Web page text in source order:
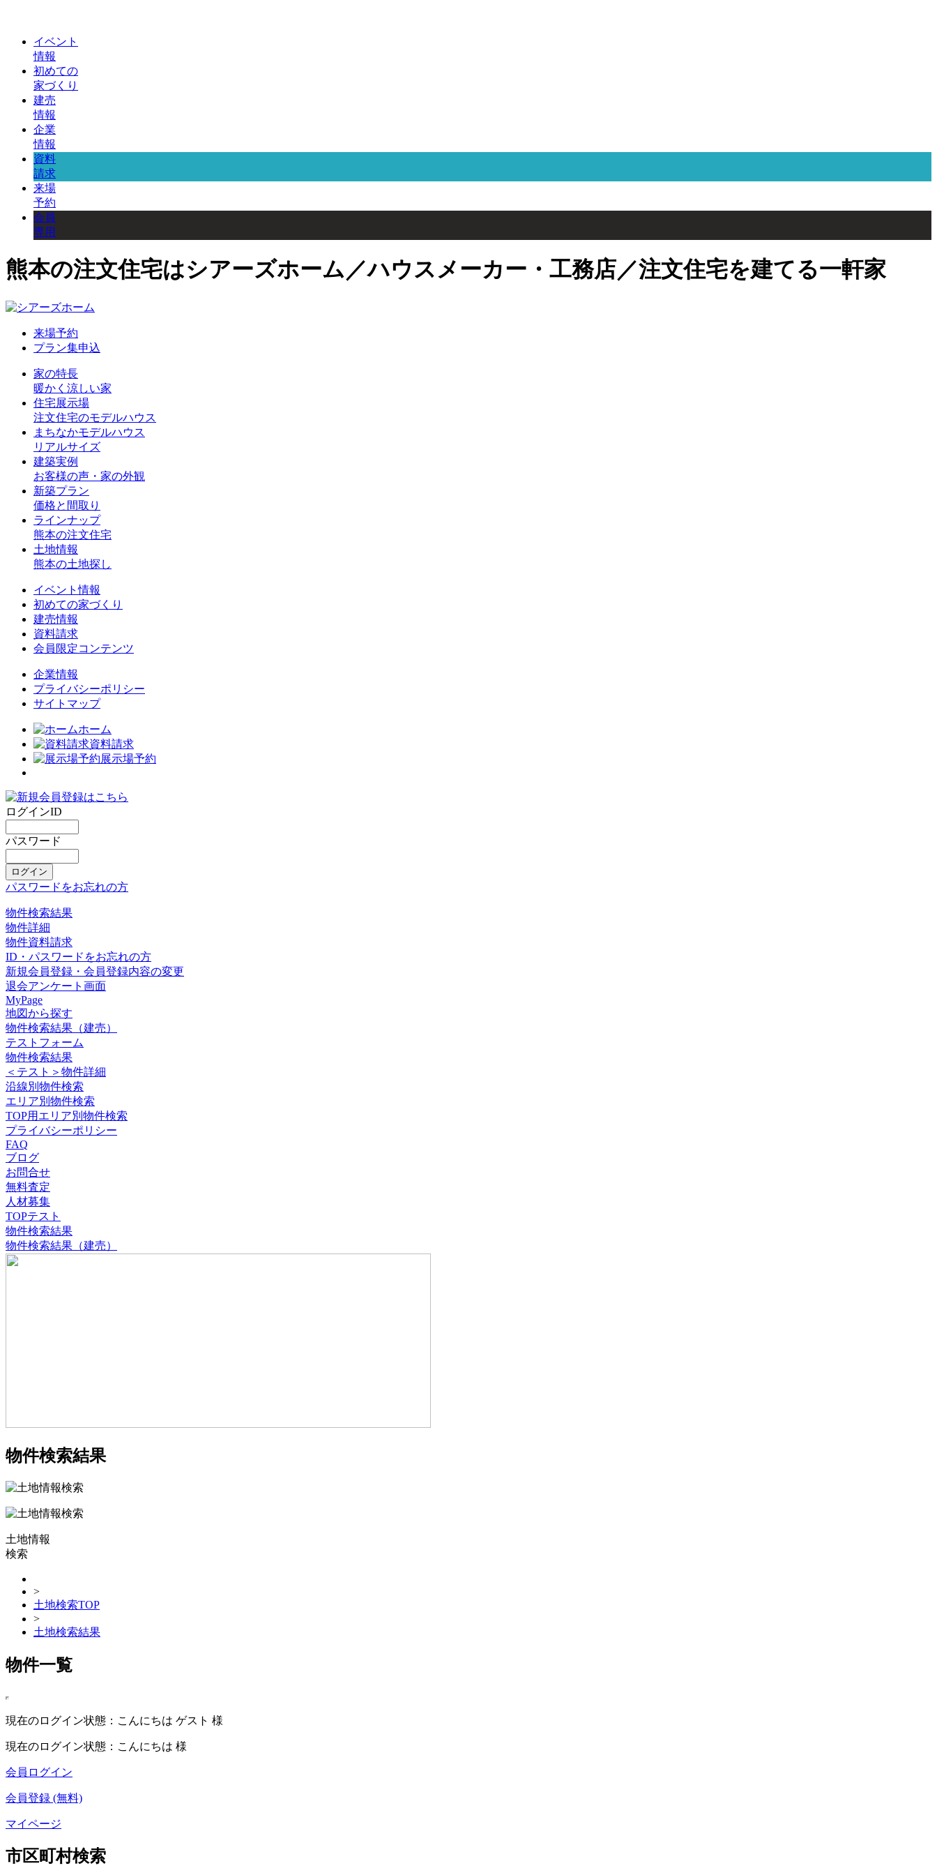
イベント
情報
初めての
家づくり
建売
情報
企業
情報
資料
請求
来場
予約
会員
専用
熊本の注文住宅はシアーズホーム／ハウスメーカー・工務店／注文住宅を建てる一軒家
来場予約
プラン集申込
家の特長
暖かく涼しい家
住宅展示場
注文住宅のモデルハウス
まちなかモデルハウス
リアルサイズ
建築実例
お客様の声・家の外観
新築プラン
価格と間取り
ラインナップ
熊本の注文住宅
土地情報
熊本の土地探し
イベント情報
初めての家づくり
建売情報
資料請求
会員限定コンテンツ
企業情報
プライバシーポリシー
サイトマップ
ホーム
資料請求
展示場予約
ログインID
パスワード
パスワードをお忘れの方
物件検索結果
物件詳細
物件資料請求
ID・パスワードをお忘れの方
新規会員登録・会員登録内容の変更
退会アンケート画面
MyPage
地図から探す
物件検索結果（建売）
テストフォーム
物件検索結果
＜テスト＞物件詳細
沿線別物件検索
エリア別物件検索
TOP用エリア別物件検索
プライバシーポリシー
FAQ
ブログ
お問合せ
無料査定
人材募集
TOPテスト
物件検索結果
物件検索結果（建売）
物件検索結果
土地情報
検索
>
土地検索TOP
>
土地検索結果
物件一覧
現在のログイン状態：こんにちは ゲスト 様
現在のログイン状態：こんにちは 様
会員ログイン
会員登録 (無料)
マイページ
市区町村検索